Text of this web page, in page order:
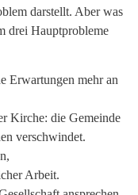
darstellt. Aber was
drei Hauptprobleme
Erwartungen mehr an
Kirche: die Gemeinde
verschwindet.
Arbeit.